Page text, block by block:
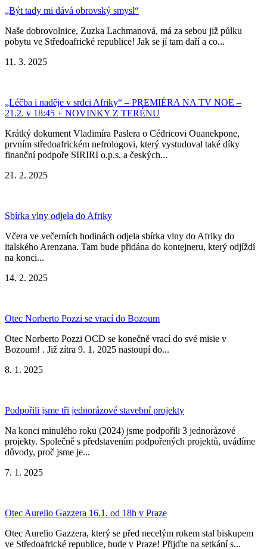
„Být tady mi dává obrovský smysl“
Naše dobrovolnice, Zuzka Lachmanová, má za sebou již půlku
pobytu ve Středoafrické republice! Jak se jí tam daří a co...
11. 3. 2025
„Léčba i naděje v srdci Afriky“ – PREMIÉRA NA TV NOE –
21.2. v 18:45 + NOVINKY Z TERÉNU
Krátký dokument Vladimíra Paslera o Cédricovi Ouanekpone,
prvním středoafrickém nefrologovi, který vystudoval také díky
finanční podpoře SIRIRI o.p.s. a českých...
21. 2. 2025
Sbírka vlny odjela do Afriky
Včera ve večerních hodinách odjela sbírka vlny do Afriky do
italského Arenzana. Tam bude přidána do kontejneru, který odjíždí
na konci...
14. 2. 2025
Otec Norberto Pozzi se vrací do Bozoum
Otec Norberto Pozzi OCD se konečně vrací do své misie v
Bozoum! . Již zítra 9. 1. 2025 nastoupí do...
8. 1. 2025
Podpořili jsme tři jednorázové stavební projekty
Na konci minulého roku (2024) jsme podpořili 3 jednorázové
projekty. Společně s představením podpořených projektů, uvádíme
důvody, proč jsme je...
7. 1. 2025
Otec Aurelio Gazzera 16.1. od 18h v Praze
Otec Aurelio Gazzera, který se před necelým rokem stal biskupem
ve Středoafrické republice, bude v Praze! Přijďte na setkání s...